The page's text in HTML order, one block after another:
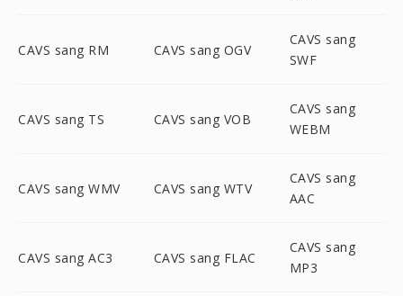
CAVS sang RM CAVS sang OGV
CAVS sang
SWF
CAVS sang TS CAVS sang VOB
CAVS sang
WEBM
CAVS sang WMV CAVS sang WTV
CAVS sang
AAC
CAVS sang AC3 CAVS sang FLAC
CAVS sang
MP3